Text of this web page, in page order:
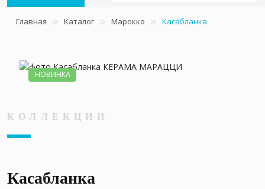
Главная Каталог Марокко Касабланка
НОВИНКА
КОЛЛЕКЦИИ
Касабланка